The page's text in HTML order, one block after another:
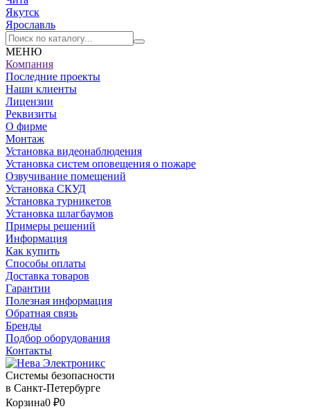
Якутск
Ярославль
МЕНЮ
Компания
Последние проекты
Наши клиенты
Лицензии
Реквизиты
О фирме
Монтаж
Установка видеонаблюдения
Установка систем оповещения о пожаре
Озвучивание помещений
Установка СКУД
Установка турникетов
Установка шлагбаумов
Примеры решений
Информация
Как купить
Способы оплаты
Доставка товаров
Гарантии
Полезная информация
Обратная связь
Бренды
Подбор оборудования
Контакты
Системы безопасности
в Санкт-Петербурге
Корзина0 ₽0